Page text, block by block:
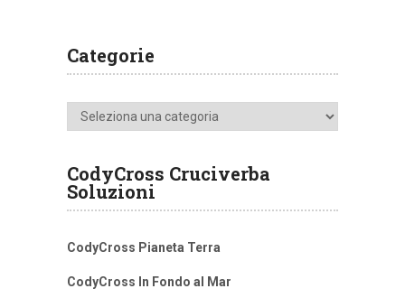
Categorie
Categorie
CodyCross Cruciverba
Soluzioni
CodyCross Pianeta Terra
CodyCross In Fondo al Mar